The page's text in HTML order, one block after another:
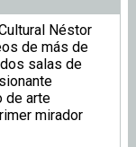
Néstor
de más de
salas de
de arte
mirador